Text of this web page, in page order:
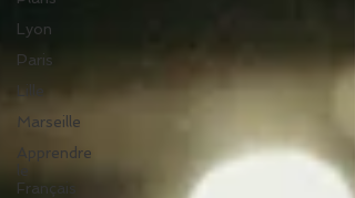
Lyon
Paris
Marseille
Apprendre
Français